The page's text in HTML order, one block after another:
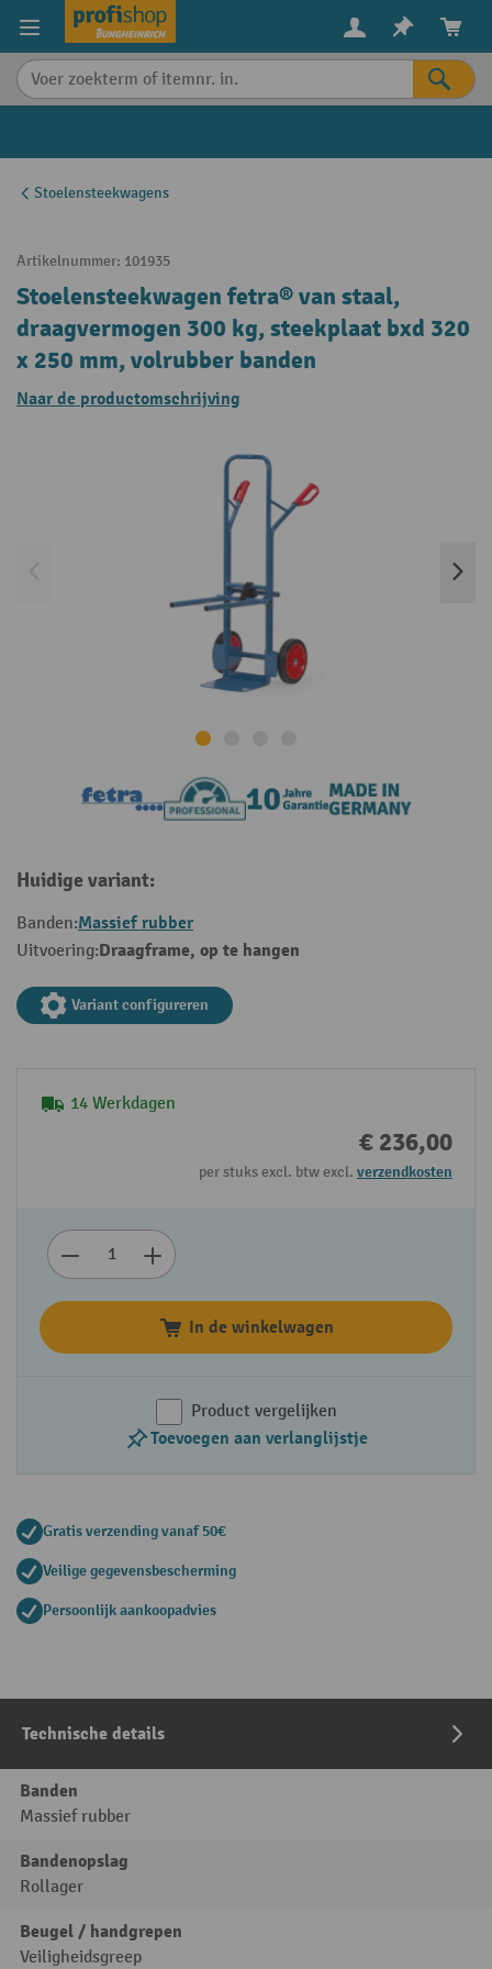
content
Stoelensteekwagens
Artikelnummer: 101935
Stoelensteekwagen fetra® van staal,
draagvermogen 300 kg, steekplaat bxd 320
x 250 mm, volrubber banden
Naar de productomschrijving
Huidige variant:
Banden:Massief rubber
Uitvoering:Draagframe, op te hangen
Variant configureren
14 Werkdagen
€ 236,00
per stuks excl. btw excl. verzendkosten
In de winkelwagen
Product vergelijken
Toevoegen aan verlanglijstje
Gratis verzending vanaf 50€
Veilige gegevensbescherming
Persoonlijk aankoopadvies
Technische details
Banden
Massief rubber
Bandenopslag
Rollager
Beugel / handgrepen
Veiligheidsgreep